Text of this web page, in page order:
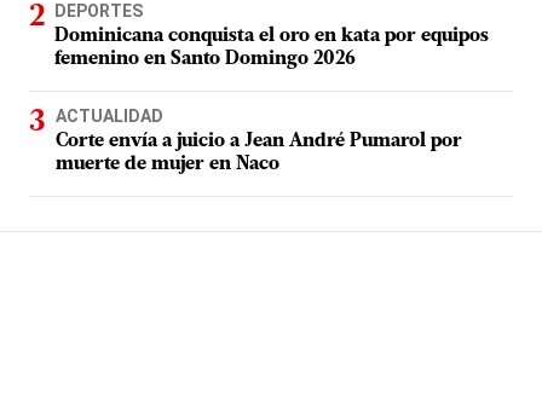
DEPORTES
Dominicana conquista el oro en kata por equipos
femenino en Santo Domingo 2026
ACTUALIDAD
Corte envía a juicio a Jean André Pumarol por
muerte de mujer en Naco